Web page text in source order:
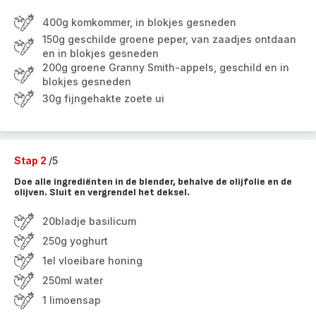
400g komkommer, in blokjes gesneden
150g geschilde groene peper, van zaadjes ontdaan
en in blokjes gesneden
200g groene Granny Smith-appels, geschild en in
blokjes gesneden
30g fijngehakte zoete ui
Stap 2 /5
Doe alle ingrediënten in de blender, behalve de olijfolie en de
olijven. Sluit en vergrendel het deksel.
20bladje basilicum
250g yoghurt
1el vloeibare honing
250ml water
1 limoensap